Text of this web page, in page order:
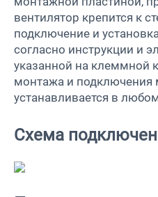
вентилятор крепится к
подключение и
согласно инструкции и
указанной на клеммной
монтажа и подключения
устанавливается в
Схема